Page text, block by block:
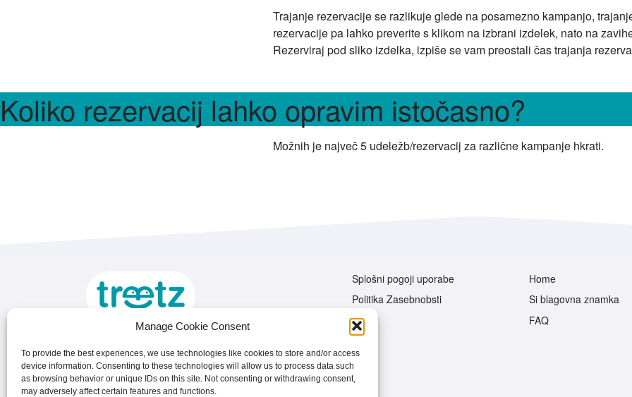
Manage Cookie Consent
To provide the best experiences, we use technologies like cookies to store and/or access
device information. Consenting to these technologies will allow us to process data such
as browsing behavior or unique IDs on this site. Not consenting or withdrawing consent,
may adversely affect certain features and functions.
Trajanje rezervacije se razlikuje glede na posamezno kampanjo,
rezervacije pa lahko preverite s klikom na izbrani izdelek, nato na
Rezerviraj pod sliko izdelka, izpiše se vam preostali čas trajanja
Koliko rezervacij lahko opravim istočasno?
Možnih je največ 5 udeležb/rezervacij za različne kampanje hkrati.
Belgium Facebook InstagramLinkedIn
Nederland
Splošni pogoji uporabe
Politika Zasebnobsti
Home
Si blagovna znamka
FAQ